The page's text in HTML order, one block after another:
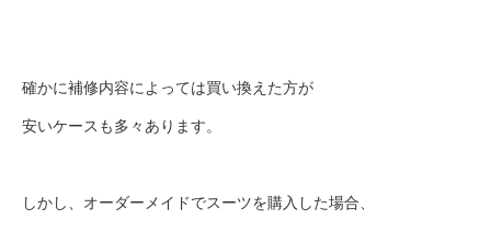
確かに補修内容によっては買い換えた方が
安いケースも多々あります。
しかし、オーダーメイドでスーツを購入した場合、